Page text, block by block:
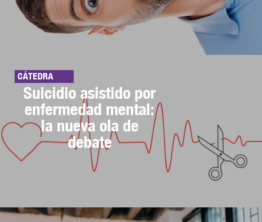
CÁTEDRA
Suicidio asistido por
enfermedad mental:
la nueva ola de
debate